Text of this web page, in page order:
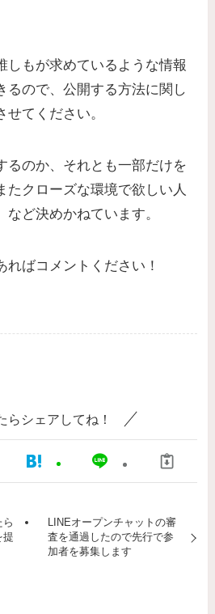
しもが求めているような情報
るので、公開する方法に関し
てください。
るのか、それとも一部だけを
たクローズな環境で欲しい人
ど決めかねています。
ばコメントください！
らシェアしてね！
提
LINEオープンチャットの審
査を通過したので先行で参
加者を募集します